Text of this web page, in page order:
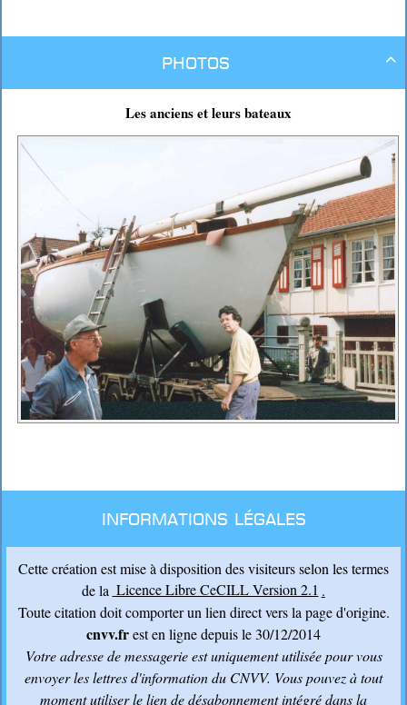

Photos
Les anciens et leurs bateaux
Informations légales
Cette création est mise à disposition des visiteurs selon les termes
de la Licence Libre CeCILL Version 2.1 .
Toute citation doit comporter un lien direct vers la page d'origine.
cnvv.frest en ligne depuis le 30/12/2014
Votre adresse de messagerie est uniquement utilisée pour vous
envoyer les lettres d'information du CNVV. Vous pouvez à tout
moment utiliser le lien de désabonnement intégré dans la